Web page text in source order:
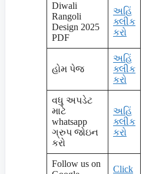
Diwali
Rangoli
Design 2025
PDF
અહિં
ક્લીક
કરો
હોમ પેજ
અહિં
ક્લીક
કરો
વધુ અપડેટ
માટે
whatsapp
ગ્રુપ જોઇન
કરો
અહિં
ક્લીક
કરો
Follow us on
Click